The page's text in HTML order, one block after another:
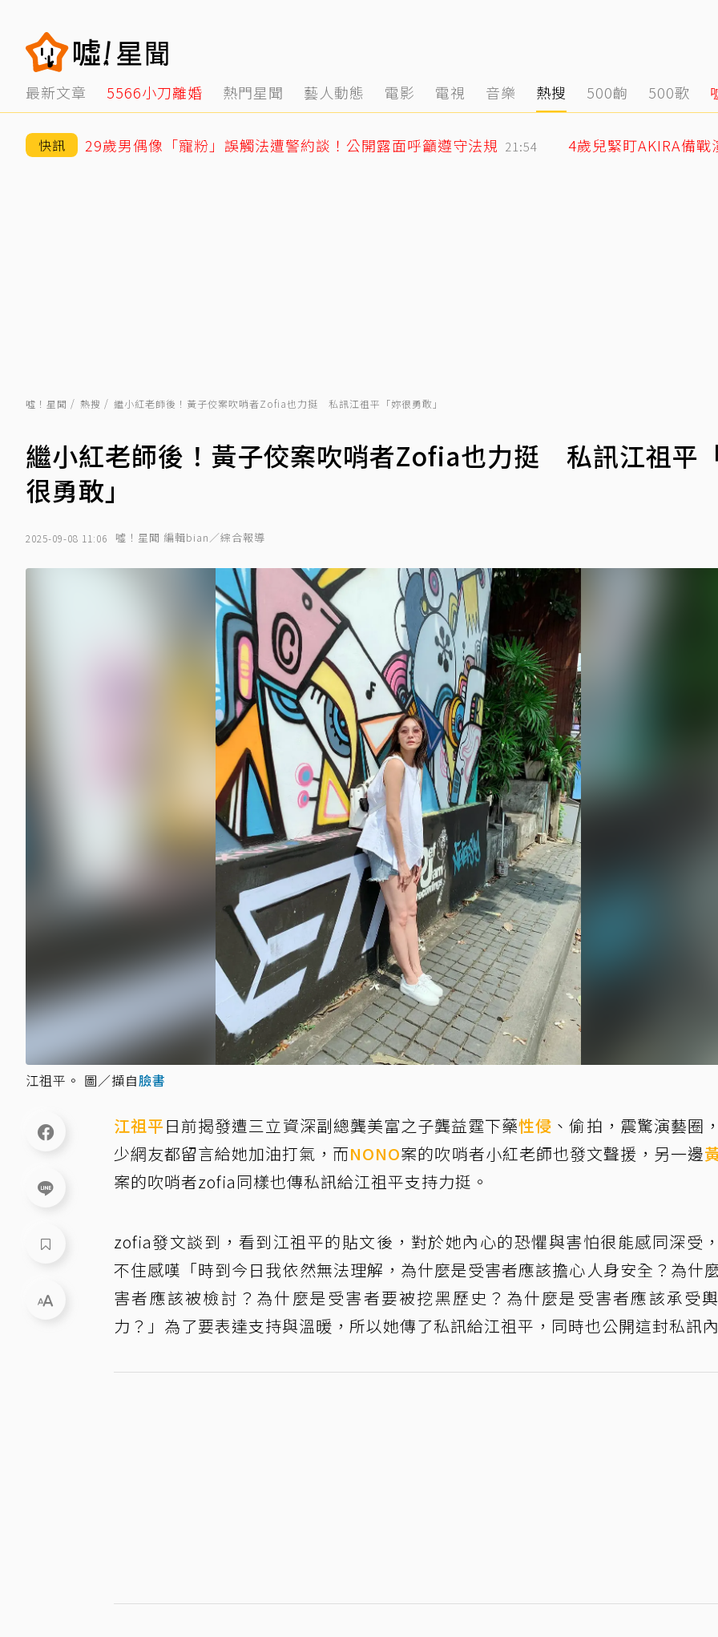
最新文章 5566小刀離婚 熱門星聞 藝人動態 電影 電視 音樂 熱搜 500齣 500歌
快訊 29歲男偶像「寵粉」誤觸法遭警約談！公開露面呼籲遵守法規 21:54 4歲兒緊盯AKIRA備
噓！星聞 熱搜 繼小紅老師後！黃子佼案吹哨者Zofia也力挺 私訊江祖平「妳很勇敢」
繼小紅老師後！黃子佼案吹哨者Zofia也力挺 私訊江祖平
很勇敢」
2025-09-08 11:06 噓！星聞 編輯bian／綜合報導
江祖平。 圖／擷自臉書
江祖平日前揭發遭三立資深副總龔美富之子龔益霆下藥性侵 、偷拍，震驚演藝圈
少網友都留言給她加油打氣，而NONO案的吹哨者小紅老師也發文聲援，另一邊
案的吹哨者zofia同樣也傳私訊給江祖平支持力挺。
zofia發文談到，看到江祖平的貼文後，對於她內心的恐懼與害怕很能感同深受
不住感嘆「時到今日我依然無法理解，為什麼是受害者應該擔心人身安全？為什
害者應該被檢討？為什麼是受害者要被挖黑歷史？為什麼是受害者應該承受
力？」為了要表達支持與溫暖，所以她傳了私訊給江祖平，同時也公開這封私訊